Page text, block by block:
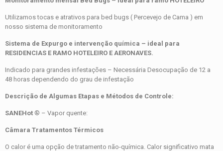
Utilizamos tocas e atrativos para bed bugs ( Percevejo de Cama ) em
nosso sistema de monitoramento
Sistema de Expurgo e intervenção química – ideal para
RESIDENCIAS E RAMO HOTELEIRO E AERONAVES.
Indicado para grandes infestações – Necessária Desocupação de 12 a
48 horas dependendo do grau de infestação
Descrição de Algumas Etapas e Métodos de Controle:
SANEHot ® – Vapor quente:
Câmara Tratamentos Térmicos
O calor é uma opção de tratamento não-química. Calor significativo mata